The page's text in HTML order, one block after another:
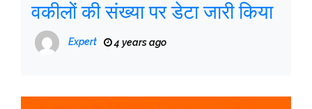
वकीलों की संख्या पर डेटा जारी किया
Expert 4 years ago